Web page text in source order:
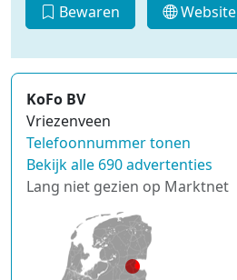
Bewaren Website
KoFo BV
Vriezenveen
Telefoonnummer tonen
Bekijk alle 690 advertenties
Lang niet gezien op Marktnet